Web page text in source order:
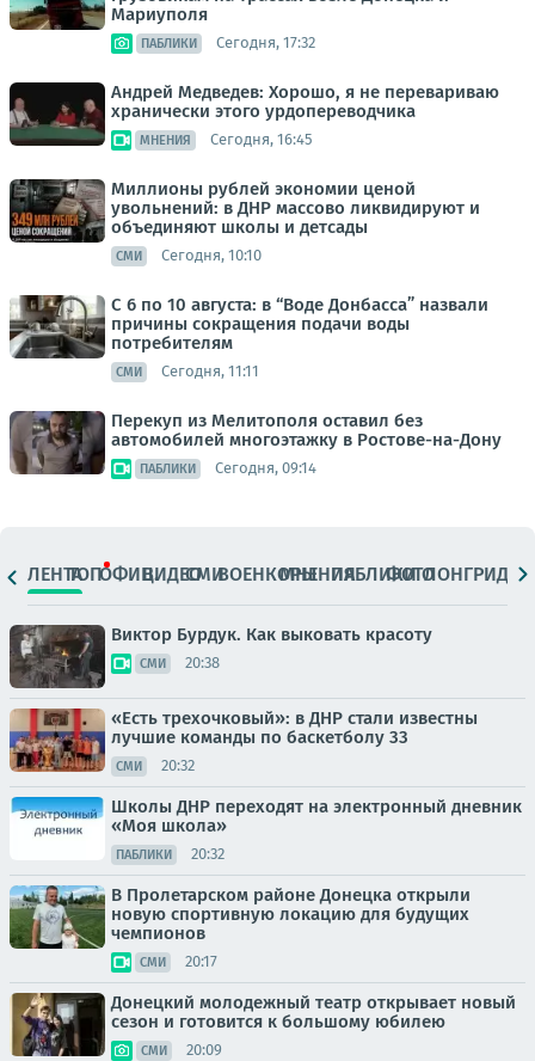
Мариуполя
ПАБЛИКИ Сегодня, 17:32
Андрей Медведев: Хорошо, я не перевариваю
хранически этого урдопереводчика
МНЕНИЯ Сегодня, 16:45
Миллионы рублей экономии ценой
увольнений: в ДНР массово ликвидируют и
объединяют школы и детсады
СМИ Сегодня, 10:10
С 6 по 10 августа: в “Воде Донбасса” назвали
причины сокращения подачи воды
потребителям
СМИ Сегодня, 11:11
Перекуп из Мелитополя оставил без
автомобилей многоэтажку в Ростове-на-Дону
ПАБЛИКИ Сегодня, 09:14
ЛЕНТАТОПОФИЦ.ВИДЕОСМИВОЕНКОРЫМНЕНИЯПАБЛИКИ
ФОТОЛОНГРИДЫ
Виктор Бурдук. Как выковать красоту
СМИ 20:38
«Есть трехочковый»: в ДНР стали известны
лучшие команды по баскетболу 33
СМИ 20:32
Школы ДНР переходят на электронный дневник
«Моя школа»
ПАБЛИКИ 20:32
В Пролетарском районе Донецка открыли
новую спортивную локацию для будущих
чемпионов
СМИ 20:17
Донецкий молодежный театр открывает новый
сезон и готовится к большому юбилею
СМИ 20:09